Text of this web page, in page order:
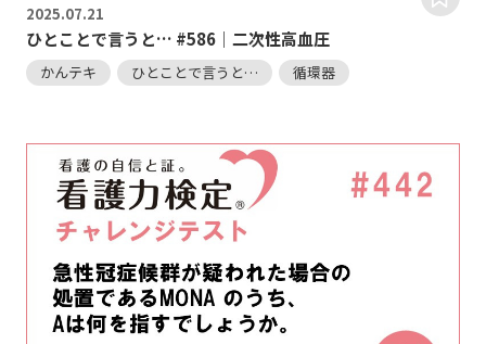
2025.07.21
ひとことで言うと… #586｜二次性高血圧
かんテキ ひとことで言うと… 循環器